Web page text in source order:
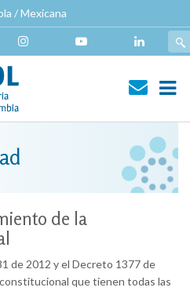
/ Mexicana
de la
de 2012 y el Decreto 1377 de
que tienen todas las